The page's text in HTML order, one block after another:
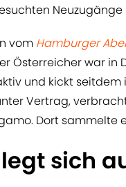
vom Hamburger
Österreicher war in
und kickt seitdem
Vertrag,
Dort sammelte
sich